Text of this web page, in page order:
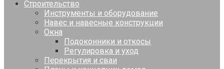
Строительство
Инструменты и оборудование
Навес и навесные конструкции
Окна
Подоконники и откосы
Регулировка и уход
Перекрытия и сваи